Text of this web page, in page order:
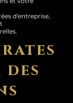
d'entreprise,
des